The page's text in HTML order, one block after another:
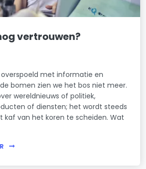
vertrouwen?
met informatie en
bomen zien we het bos niet meer.
wereldnieuws of politiek,
of diensten; het wordt steeds
kaf van het koren te scheiden. Wat